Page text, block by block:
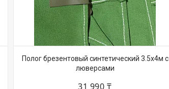
Полог брезентовый синтетический 3.5х4м с
люверсами
31 990 ₸